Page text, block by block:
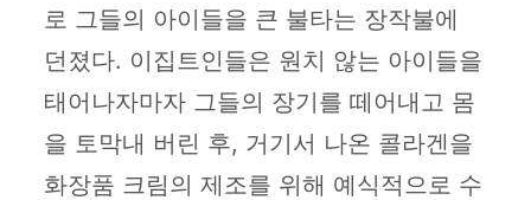
로 그들의 아이들을 큰 불타는 장작불에
던졌다. 이집트인들은 원치 않는 아이들을
태어나자마자 그들의 장기를 떼어내고 몸
을 토막내 버린 후, 거기서 나온 콜라겐을
화장품 크림의 제조를 위해 예식적으로 수